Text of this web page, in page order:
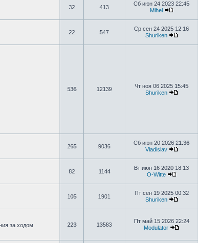
32 413
Сб июн 24 2023 22:45
Mihel
22 547
Ср сен 24 2025 12:16
Shuriken
536 12139
Чт ноя 06 2025 15:45
Shuriken
265 9036
Сб июн 20 2026 21:36
Vladislav
82 1144
Вт июн 16 2020 18:13
O-Witte
105 1901
Пт сен 19 2025 00:32
Shuriken
за ходом
223 13583
Пт май 15 2026 22:24
Modulator